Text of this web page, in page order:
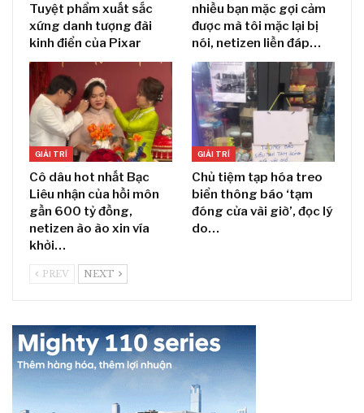
Tuyệt phẩm xuất sắc
xứng danh tượng đài
kinh điển của Pixar
nhiều bạn mặc gợi cảm
được mà tôi mặc lại bị
nói, netizen liền đáp…
GIẢI TRÍ
Cô dâu hot nhất Bạc
Liêu nhận của hồi môn
gần 600 tỷ đồng,
netizen ào ào xin vía
khởi…
GIẢI TRÍ
Chủ tiệm tạp hóa treo
biển thông báo ‘tạm
đóng cửa vài giờ’, đọc lý
do…
PREV NEXT